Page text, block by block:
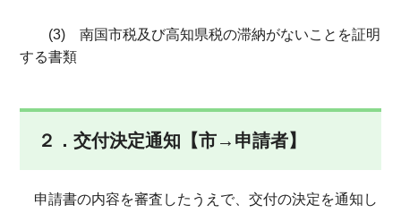
(3) 南国市税及び高知県税の滞納がないことを証明
する書類
２．交付決定通知【市→申請者】
申請書の内容を審査したうえで、交付の決定を通知し